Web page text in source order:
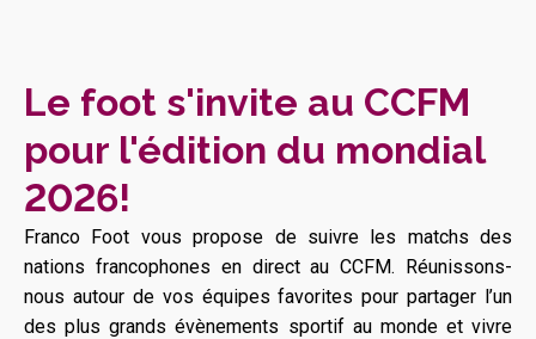
Le foot s'invite au CCFM
pour l'édition du mondial
2026!
Franco Foot vous propose de suivre les matchs des
nations francophones en direct au CCFM. Réunissons-
nous autour de vos équipes favorites pour partager l’un
des plus grands évènements sportif au monde et vivre